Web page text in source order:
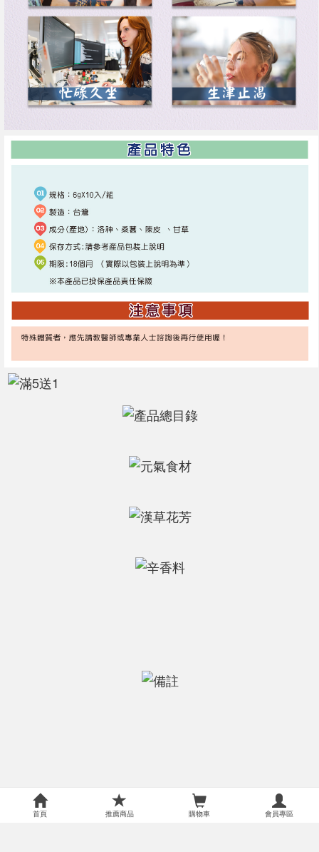
首頁 推薦商品 購物車 會員專區